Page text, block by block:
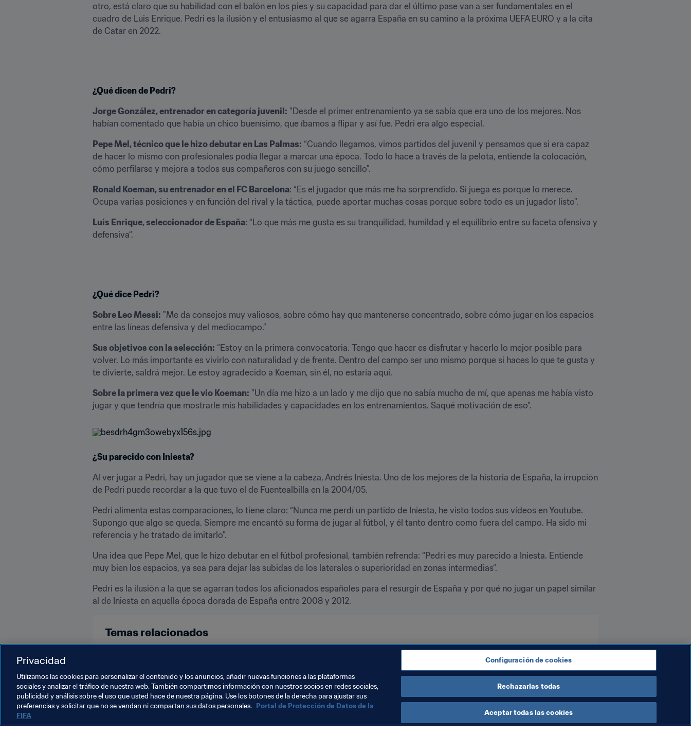
otro, está claro que su habilidad con el balón en los pies y su capacidad para dar el último pase van a ser fundamentales en el
cuadro de Luis Enrique. Pedri es la ilusión y el entusiasmo al que se agarra España en su camino a la próxima UEFA EURO y a la cita
de Catar en 2022.
¿Qué dicen de Pedri?
Jorge González, entrenador en categoría juvenil: "Desde el primer entrenamiento ya se sabía que era uno de los mejores. Nos
habían comentado que había un chico buenísimo, que íbamos a flipar y así fue. Pedri era algo especial.
Pepe Mel, técnico que le hizo debutar en Las Palmas: “Cuando llegamos, vimos partidos del juvenil y pensamos que si era capaz
de hacer lo mismo con profesionales podía llegar a marcar una época. Todo lo hace a través de la pelota, entiende la colocación,
cómo perfilarse y mejora a todos sus compañeros con su juego sencillo".
Ronald Koeman, su entrenador en el FC Barcelona: “Es el jugador que más me ha sorprendido. Si juega es porque lo merece.
Ocupa varias posiciones y en función del rival y la táctica, puede aportar muchas cosas porque sobre todo es un jugador listo".
Luis Enrique, seleccionador de España: “Lo que más me gusta es su tranquilidad, humildad y el equilibrio entre su faceta ofensiva y
defensiva“.
¿Qué dice Pedri?
Sobre Leo Messi: "Me da consejos muy valiosos, sobre cómo hay que mantenerse concentrado, sobre cómo jugar en los espacios
entre las líneas defensiva y del mediocampo.”
Sus objetivos con la selección: “Estoy en la primera convocatoria. Tengo que hacer es disfrutar y hacerlo lo mejor posible para
volver. Lo más importante es vivirlo con naturalidad y de frente. Dentro del campo ser uno mismo porque si haces lo que te gusta y
te divierte, saldrá mejor. Le estoy agradecido a Koeman, sin él, no estaría aquí.
Sobre la primera vez que le vio Koeman: "Un día me hizo a un lado y me dijo que no sabía mucho de mí, que apenas me había visto
jugar y que tendría que mostrarle mis habilidades y capacidades en los entrenamientos. Saqué motivación de eso".
¿Su parecido con Iniesta?
Al ver jugar a Pedri, hay un jugador que se viene a la cabeza, Andrés Iniesta. Uno de los mejores de la historia de España, la irrupción
de Pedri puede recordar a la que tuvo el de Fuentealbilla en la 2004/05.
Pedri alimenta estas comparaciones, lo tiene claro: “Nunca me perdí un partido de Iniesta, he visto todos sus vídeos en Youtube.
Supongo que algo se queda. Siempre me encantó su forma de jugar al fútbol, y él tanto dentro como fuera del campo. Ha sido mi
referencia y he tratado de imitarlo”.
Una idea que Pepe Mel, que le hizo debutar en el fútbol profesional, también refrenda: “Pedri es muy parecido a Iniesta. Entiende
muy bien los espacios, ya sea para dejar las subidas de los laterales o superioridad en zonas intermedias“.
Pedri es la ilusión a la que se agarran todos los aficionados españoles para el resurgir de España y por qué no jugar un papel similar
al de Iniesta en aquella época dorada de España entre 2008 y 2012.
Temas relacionados
Privacidad
Utilizamos las cookies para personalizar el contenido y los anuncios, añadir nuevas funciones a las plataformas
sociales y analizar el tráfico de nuestra web. También compartimos información con nuestros socios en redes sociales,
publicidad y análisis sobre el uso que usted hace de nuestra página. Use los botones de la derecha para ajustar sus
preferencias y solicitar que no se vendan ni compartan sus datos personales. Portal de Protección de Datos de la
FIFA
Configuración de cookies
Rechazarlas todas
Aceptar todas las cookies